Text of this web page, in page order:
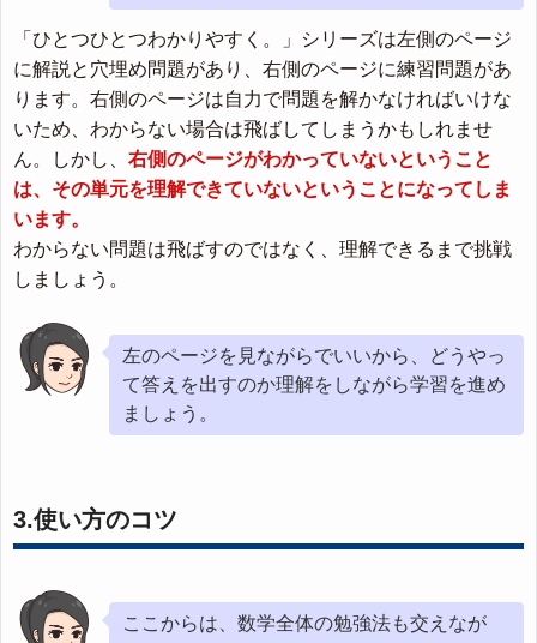
「ひとつひとつわかりやすく。」シリーズは左側のページ
に解説と穴埋め問題があり、右側のページに練習問題があ
ります。右側のページは自力で問題を解かなければいけな
いため、わからない場合は飛ばしてしまうかもしれませ
ん。しかし、 右側のページがわかっていないということ
は、その単元を理解できていないということになってしま
います。
わからない問題は飛ばすのではなく、理解できるまで挑戦
しましょう。
左のページを見ながらでいいから、どうやっ
て答えを出すのか理解をしながら学習を進め
ましょう。
3.使い方のコツ
ここからは、数学全体の勉強法も交えなが